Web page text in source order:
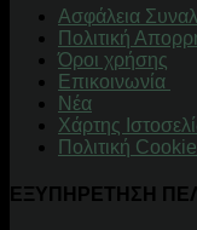
Aσφάλεια
Πολιτική
Όροι χρήσης
Επικοινωνία
Νέα
Χάρτης
Πολιτική
ΕΞΥΠΗΡΕΤΗΣΗ